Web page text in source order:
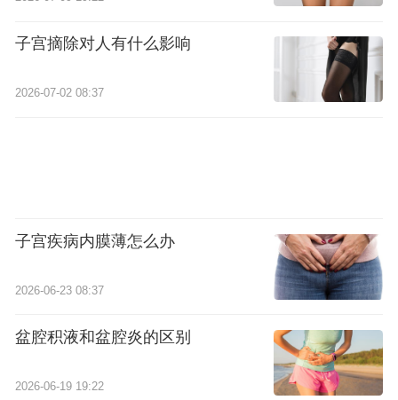
子宫摘除对人有什么影响
2026-07-02 08:37
子宫疾病内膜薄怎么办
2026-06-23 08:37
盆腔积液和盆腔炎的区别
2026-06-19 19:22